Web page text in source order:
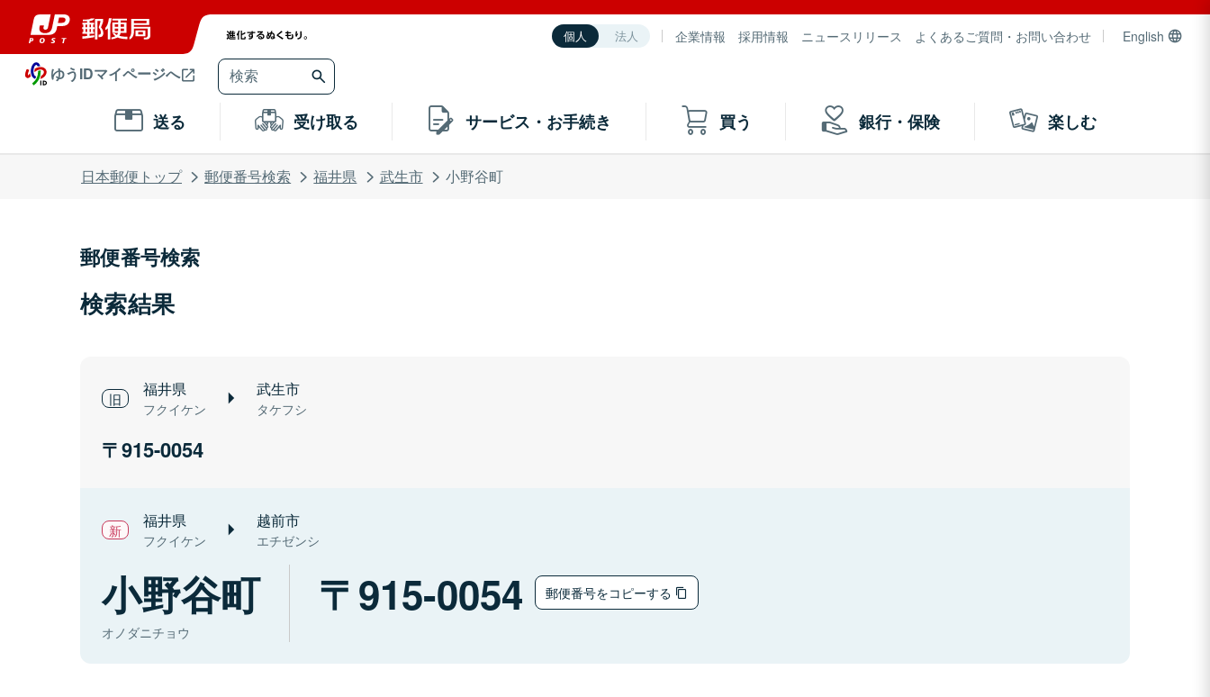
個人 法人 企業情報 採用情報 ニュースリリース よくあるご質問・お問い合わせ English
ゆうIDマイページへ
送る 受け取る サービス・お手続き 買う 銀行・保険 楽しむ
日本郵便トップ 郵便番号検索 福井県 武生市 小野谷町
郵便番号検索
検索結果
福井県
フクイケン
武生市
タケフシ
915-0054
福井県
フクイケン
越前市
エチゼンシ
小野谷町
オノダニチョウ
915-0054 郵便番号をコピーする